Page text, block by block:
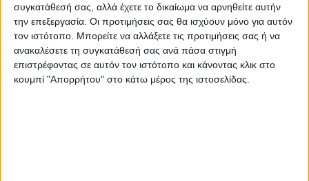
συγκατάθεσή σας, αλλά έχετε το δικαίωμα να αρνηθείτε αυτήν
την επεξεργασία. Οι προτιμήσεις σας θα ισχύουν μόνο για αυτόν
τον ιστότοπο. Μπορείτε να αλλάξετε τις προτιμήσεις σας ή να
ανακαλέσετε τη συγκατάθεσή σας ανά πάσα στιγμή
επιστρέφοντας σε αυτόν τον ιστότοπο και κάνοντας κλικ στο
κουμπί "Απορρήτου" στο κάτω μέρος της ιστοσελίδας.
https://neosagon.gr
Η Αρχαιότερη Καθημερινή Πρωινή Εφημερίδα της Καρδίτσας